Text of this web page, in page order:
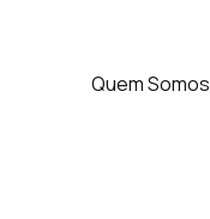
Quem Somos